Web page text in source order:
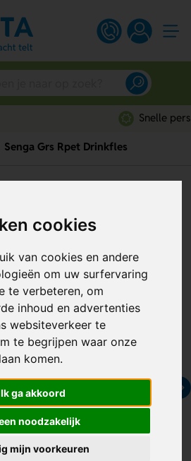
cookies
van cookies en andere
om uw surfervaring
te verbeteren, om
inhoud en advertenties
websiteverkeer te
te begrijpen waar onze
komen.
Ik ga akkoord
noodzakelijk
mijn voorkeuren
Senga Grs Rpet Drinkfles